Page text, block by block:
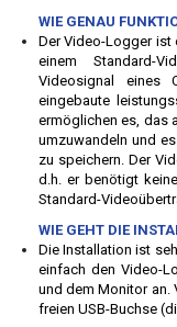
WIE GENAU
Der Video-Logger ist
einem Standard-
Videosignal eines
eingebaute
ermöglichen es, das
umzuwandeln und
zu speichern. Der
d.h. er benötigt
Standard-
WIE GEHT DIE
Die Installation ist
einfach den Video-
und dem Monitor an.
freien USB-Buchse